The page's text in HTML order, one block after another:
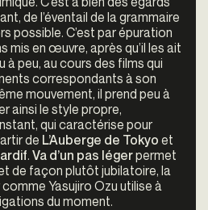
de l’éventail de la grammaire
possible. C’est par épuration
mis en œuvre, après qu’il les ait
à peu, au cours des films qui
correspondants à son
mouvement, il prend peu à
ainsi le style propre,
qui caractérise pour
de L’Auberge de Tokyo et
. Va d’un pas légerpermet
de façon plutôt jubilatoire, la
Yasujiro Ozu utilise à
du moment.